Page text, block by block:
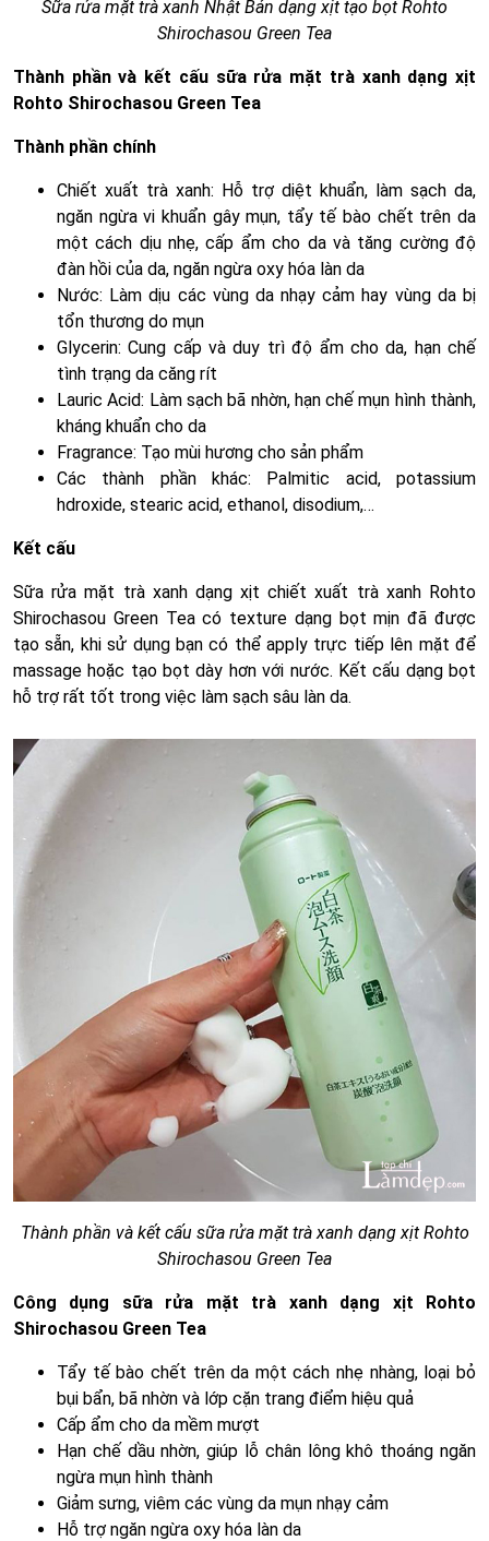
Sữa rửa mặt trà xanh Nhật Bản dạng xịt tạo bọt Rohto
Shirochasou Green Tea
Thành phần và kết cấu sữa rửa mặt trà xanh dạng xịt
Rohto Shirochasou Green Tea
Thành phần chính
Chiết xuất trà xanh: Hỗ trợ diệt khuẩn, làm sạch da,
ngăn ngừa vi khuẩn gây mụn, tẩy tế bào chết trên da
một cách dịu nhẹ, cấp ẩm cho da và tăng cường độ
đàn hồi của da, ngăn ngừa oxy hóa làn da
Nước: Làm dịu các vùng da nhạy cảm hay vùng da bị
tổn thương do mụn
Glycerin: Cung cấp và duy trì độ ẩm cho da, hạn chế
tình trạng da căng rít
Lauric Acid: Làm sạch bã nhờn, hạn chế mụn hình thành,
kháng khuẩn cho da
Fragrance: Tạo mùi hương cho sản phẩm
Các thành phần khác: Palmitic acid, potassium
hdroxide, stearic acid, ethanol, disodium,…
Kết cấu
Sữa rửa mặt trà xanh dạng xịt chiết xuất trà xanh Rohto
Shirochasou Green Tea có texture dạng bọt mịn đã được
tạo sẵn, khi sử dụng bạn có thể apply trực tiếp lên mặt để
massage hoặc tạo bọt dày hơn với nước. Kết cấu dạng bọt
hỗ trợ rất tốt trong việc làm sạch sâu làn da.
Thành phần và kết cấu sữa rửa mặt trà xanh dạng xịt Rohto
Shirochasou Green Tea
Công dụng sữa rửa mặt trà xanh dạng xịt Rohto
Shirochasou Green Tea
Tẩy tế bào chết trên da một cách nhẹ nhàng, loại bỏ
bụi bẩn, bã nhờn và lớp cặn trang điểm hiệu quả
Cấp ẩm cho da mềm mượt
Hạn chế dầu nhờn, giúp lỗ chân lông khô thoáng ngăn
ngừa mụn hình thành
Giảm sưng, viêm các vùng da mụn nhạy cảm
Hỗ trợ ngăn ngừa oxy hóa làn da